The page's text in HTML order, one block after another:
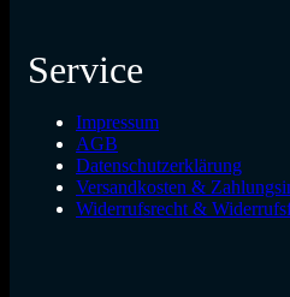
Service
Impressum
AGB
Datenschutzerklärung
Versandkosten &
Widerrufsrecht &